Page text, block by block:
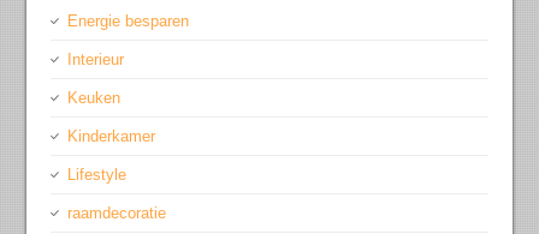
Energie besparen
Interieur
Keuken
Kinderkamer
Lifestyle
raamdecoratie